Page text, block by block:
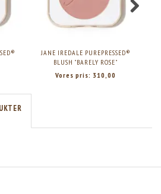
JANE IREDALE PUREPRESSED®
BLUSH "BARELY ROSE"
Vores pris: 310,00